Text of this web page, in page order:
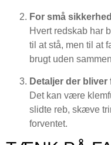
For små
Hvert redskab har
til at stå, men til at
brugt uden
Detaljer der bliver
Det kan være
slidte reb, skæve
forventet.